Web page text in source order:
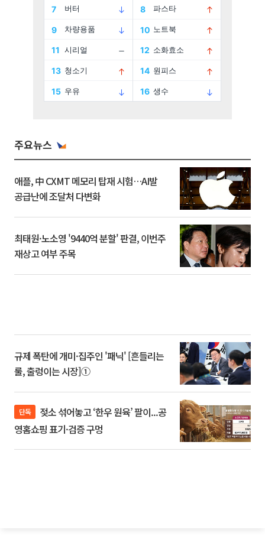
주요뉴스
애플, 中 CXMT 메모리 탑재 시험…AI발
공급난에 조달처 다변화
최태원·노소영 '9440억 분할' 판결, 이번주
재상고 여부 주목
규제 폭탄에 개미·집주인 '패닉' [흔들리는
룰, 출렁이는 시장]①
단독
영홈쇼핑 표기·검증 구멍